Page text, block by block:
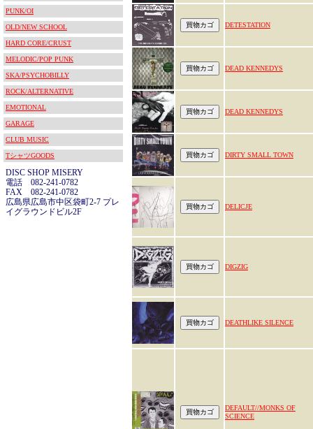
PUNK/OI
OLD/NEW SCHOOL
HARD CORE/CRUST
MELODIC/POP PUNK
SKA/PSYCHOBILLY
ROCK/ALTERNATIVE
EMOTIONAL
GARAGE
CLUB MUSIC
TシャツGOODS
DISC SHOP MISERY
電話 082-241-0782
FAX 082-241-0782
広島県広島市中区袋町2-7 プレ
イグラウンドビル2F
DETESTATION
DEAD KENNEDYS
DEAD KENNEDYS
DIRTY SMALL TOWN
DELICJE
DIGZIG
DEATHLIKE SILENCE
DEFAULT//MONKS OF
SCIENCE